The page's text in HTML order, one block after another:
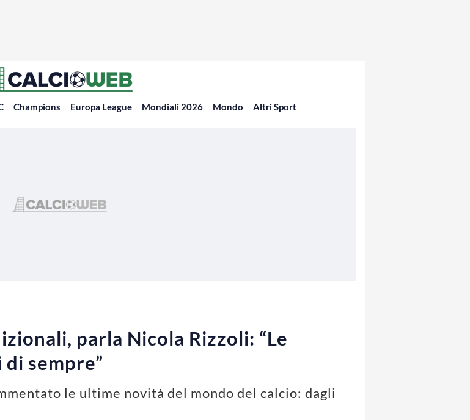
Champions Europa League Mondiali 2026 Mondo Altri Sport
parla Nicola Rizzoli: “Le
sempre”
le ultime novità del mondo del calcio: dagli